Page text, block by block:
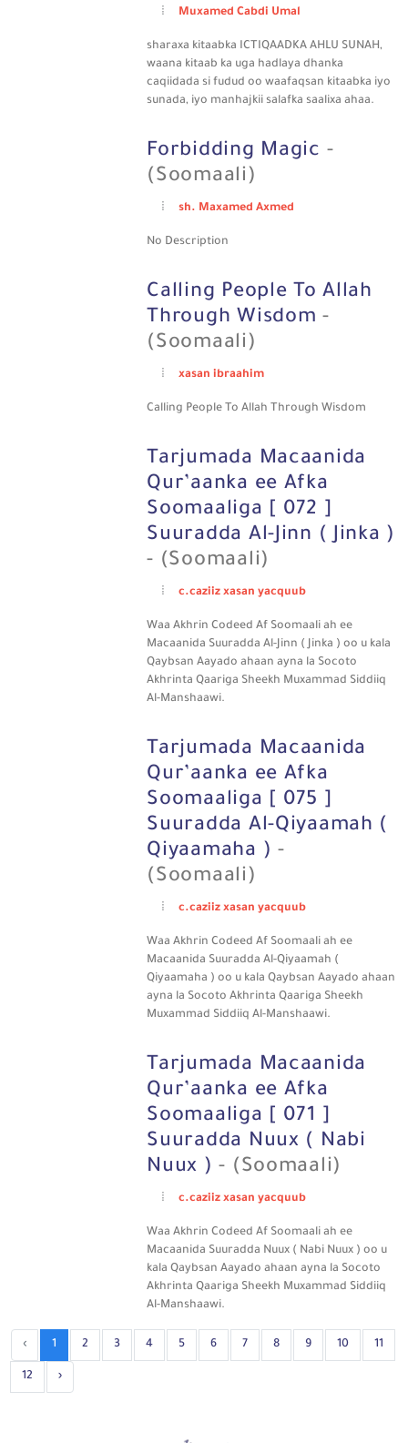
Muxamed Cabdi Umal
sharaxa kitaabka ICTIQAADKA AHLU SUNAH,
waana kitaab ka uga hadlaya dhanka
caqiidada si fudud oo waafaqsan kitaabka iyo
sunada, iyo manhajkii salafka saalixa ahaa.
Forbidding Magic -
(Soomaali)
sh. Maxamed Axmed
No Description
Calling People To Allah
Through Wisdom -
(Soomaali)
xasan ibraahim
Calling People To Allah Through Wisdom
Tarjumada Macaanida
Qur’aanka ee Afka
Soomaaliga [ 072 ]
Suuradda Al-Jinn ( Jinka )
- (Soomaali)
c.caziiz xasan yacquub
Waa Akhrin Codeed Af Soomaali ah ee
Macaanida Suuradda Al-Jinn ( Jinka ) oo u kala
Qaybsan Aayado ahaan ayna la Socoto
Akhrinta Qaariga Sheekh Muxammad Siddiiq
Al-Manshaawi.
Tarjumada Macaanida
Qur’aanka ee Afka
Soomaaliga [ 075 ]
Suuradda Al-Qiyaamah (
Qiyaamaha ) -
(Soomaali)
c.caziiz xasan yacquub
Waa Akhrin Codeed Af Soomaali ah ee
Macaanida Suuradda Al-Qiyaamah (
Qiyaamaha ) oo u kala Qaybsan Aayado ahaan
ayna la Socoto Akhrinta Qaariga Sheekh
Muxammad Siddiiq Al-Manshaawi.
Tarjumada Macaanida
Qur’aanka ee Afka
Soomaaliga [ 071 ]
Suuradda Nuux ( Nabi
Nuux ) - (Soomaali)
c.caziiz xasan yacquub
Waa Akhrin Codeed Af Soomaali ah ee
Macaanida Suuradda Nuux ( Nabi Nuux ) oo u
kala Qaybsan Aayado ahaan ayna la Socoto
Akhrinta Qaariga Sheekh Muxammad Siddiiq
Al-Manshaawi.
‹ 1 2 3 4 5 6 7 8 9 10 11
12 ›